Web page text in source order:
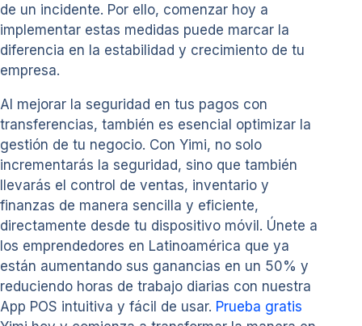
de un incidente. Por ello, comenzar hoy a
implementar estas medidas puede marcar la
diferencia en la estabilidad y crecimiento de tu
empresa.
Al mejorar la seguridad en tus pagos con
transferencias, también es esencial optimizar la
gestión de tu negocio. Con Yimi, no solo
incrementarás la seguridad, sino que también
llevarás el control de ventas, inventario y
finanzas de manera sencilla y eficiente,
directamente desde tu dispositivo móvil. Únete a
los emprendedores en Latinoamérica que ya
están aumentando sus ganancias en un 50% y
reduciendo horas de trabajo diarias con nuestra
App POS intuitiva y fácil de usar. Prueba gratis